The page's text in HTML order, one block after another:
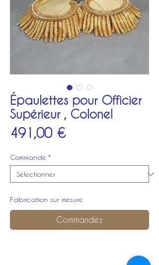
Épaulettes pour Officier
Supérieur , Colonel
491,00 €Prix
Commande *
Fabrication sur mesure
Commandez